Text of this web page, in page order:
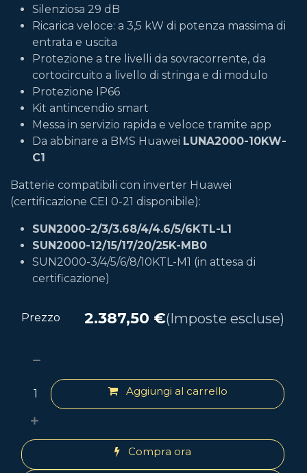
Silenziosa 29 dB
Ricarica veloce: a 3,5 kW di potenza massima di
entrata e uscita
Protezione a tre livelli da sovracorrente, da
cortocircuito a livello di stringa e di modulo
Protezione IP66
Kit antincendio smart
Messa in servizio rapida e veloce tramite app
Da abbinare a BMS Huawei LUNA2000-10KW-
C1
Batterie compatibili con inverter Huawei
(certificazione CEI 0-21 disponibile):
SUN2000-2/3/3.68/4/4.6/5/6KTL-L1
SUN2000-12/15/17/20/25K-MB0
SUN2000-3/4/5/6/8/10KTL-M1 (in attesa di
certificazione)
Aggiungi al carrello
Compra ora
Prezzo 2.387,50 €(Imposte escluse)